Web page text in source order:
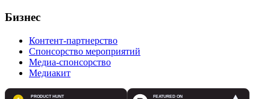
Бизнес
Контент-партнерство
Спонсорство мероприятий
Медиа-спонсорство
Медиакит